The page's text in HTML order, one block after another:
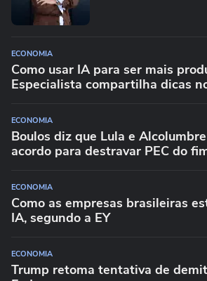
ECONOMIA
Como usar IA para ser mais
Especialista compartilha dicas
ECONOMIA
Boulos diz que Lula e
acordo para destravar PEC do
ECONOMIA
Como as empresas brasileiras
IA, segundo a EY
ECONOMIA
Trump retoma tentativa de